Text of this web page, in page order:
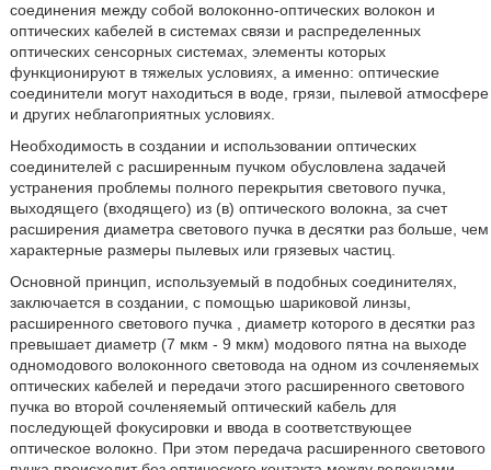
соединения между собой волоконно-оптических волокон и
оптических кабелей в системах связи и распределенных
оптических сенсорных системах, элементы которых
функционируют в тяжелых условиях, а именно: оптические
соединители могут находиться в воде, грязи, пылевой атмосфере
и других неблагоприятных условиях.
Необходимость в создании и использовании оптических
соединителей с расширенным пучком обусловлена задачей
устранения проблемы полного перекрытия светового пучка,
выходящего (входящего) из (в) оптического волокна, за счет
расширения диаметра светового пучка в десятки раз больше, чем
характерные размеры пылевых или грязевых частиц.
Основной принцип, используемый в подобных соединителях,
заключается в создании, с помощью шариковой линзы,
расширенного светового пучка , диаметр которого в десятки раз
превышает диаметр (7 мкм - 9 мкм) модового пятна на выходе
одномодового волоконного световода на одном из сочленяемых
оптических кабелей и передачи этого расширенного светового
пучка во второй сочленяемый оптический кабель для
последующей фокусировки и ввода в соответствующее
оптическое волокно. При этом передача расширенного светового